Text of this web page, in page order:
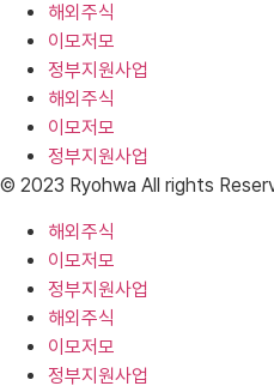
해외주식
이모저모
정부지원사업
해외주식
이모저모
정부지원사업
© 2023 Ryohwa All rights
해외주식
이모저모
정부지원사업
해외주식
이모저모
정부지원사업